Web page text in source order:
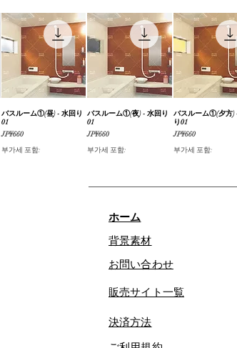
제품보기
バスルーム①(昼) - 水回り
01
가격
JP¥660
부가세 포함:
제품보기
バスルーム①(夜) - 水回り
01
가격
JP¥660
부가세 포함:
제품보기
バスルーム①(夕方)
り01
가격
JP¥660
부가세 포함:
ホーム
背景素材
お問い合わせ
販売サイト一覧
決済方法